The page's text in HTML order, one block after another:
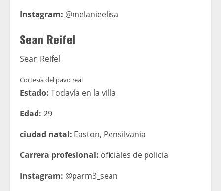
Instagram: @melanieelisa
Sean Reifel
Sean Reifel
Cortesía del pavo real
Estado: Todavía en la villa
Edad: 29
ciudad natal: Easton, Pensilvania
Carrera profesional: oficiales de policia
Instagram: @parm3_sean